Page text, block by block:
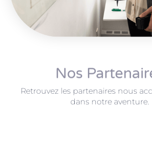
Nos
Retrouvez les partenaires nous
dans notre aventure.